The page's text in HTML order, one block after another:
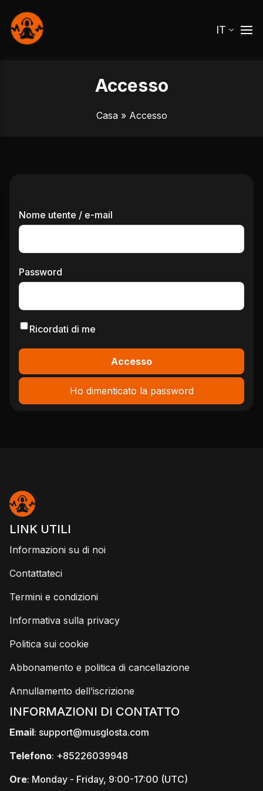
IT
Accesso
Casa » Accesso
Nome utente / e-mail
Password
Ricordati di me
Ho dimenticato la password
Accesso
LINK UTILI
Informazioni su di noi
Contattateci
Termini e condizioni
Informativa sulla privacy
Politica sui cookie
Abbonamento e politica di cancellazione
Annullamento dell’iscrizione
INFORMAZIONI DI CONTATTO
Email: support@musglosta.com
Telefono: +85226039948
Ore: Monday - Friday, 9:00-17:00 (UTC)